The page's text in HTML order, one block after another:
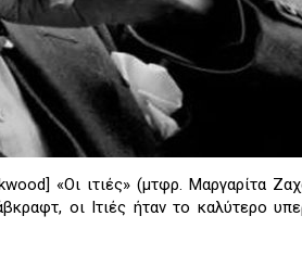
«Οι ιτιές» (μτφρ. Μαργαρίτα
οι Ιτιές ήταν το καλύτερο